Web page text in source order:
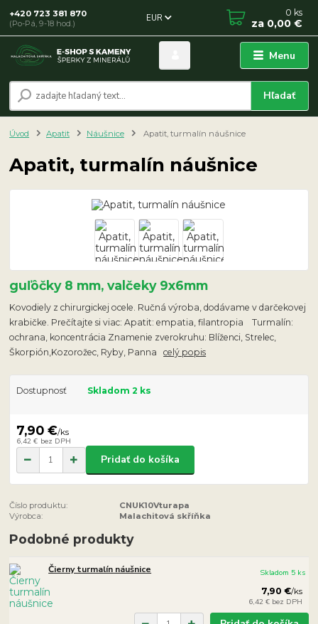
Menu
EUR
Hľadať
+420 723 381 870
(Po-Pá, 9-18 hod.)
0 ks
za 0,00 €
Úvod Apatit Náušnice Apatit, turmalín náušnice
Apatit, turmalín náušnice
guľôčky 8 mm, valčeky 9x6mm
Kovodiely z chirurgickej ocele. Ručná výroba, dodávame v darčekovej
krabičke. Prečítajte si viac: Apatit: empatia, filantropia Turmalín:
ochrana, koncentrácia Znamenie zverokruhu: Blíženci, Strelec,
Škorpión,Kozorožec, Ryby, Pannacelý popis
Dostupnosť Skladom 2 ks
7,90 €/ks
6,42 € bez DPH
Pridať do košíka
Číslo produktu:
CNUK10Vturapa
Výrobca:
Malachitová skříňka
Podobné produkty
Čierny turmalín náušnice
7,90 €/ks
6,42 € bez DPH
Skladom 5 ks